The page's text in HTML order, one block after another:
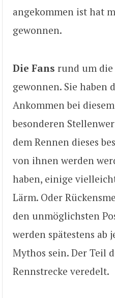
angekommen ist hat
gewonnen.
Die Fans rund um die
gewonnen. Sie haben
Ankommen bei
besonderen
dem Rennen dieses
von ihnen werden
haben, einige
Lärm. Oder
den unmöglichsten
werden spätestens ab
Mythos sein. Der Teil
Rennstrecke veredelt.